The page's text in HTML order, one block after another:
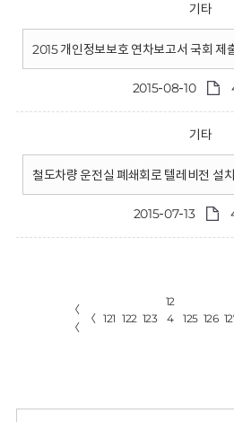
기타
2015 개인정보보호 연차보고서 국회 제
2015-08-10
기타
철도차량 운전실 폐쇄회로 텔레비전 설
2015-07-13
〈
〈
〈 121 122 123
12
4
125 126